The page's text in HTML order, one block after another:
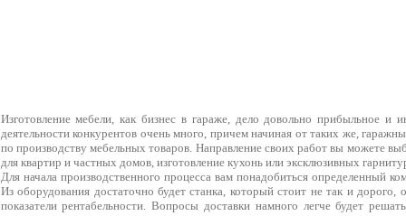
Изготовление мебели, как бизнес в гараже, дело довольно прибыльное и
деятельности конкурентов очень много, причем начиная от таких же,
по производству мебельных товаров. Направление своих работ вы можете
для квартир и частных домов, изготовление кухонь или эксклюзивных
Для начала производственного процесса вам понадобиться определенный
Из оборудования достаточно будет станка, который стоит не так и
показатели рентабельности. Вопросы доставки намного легче будет